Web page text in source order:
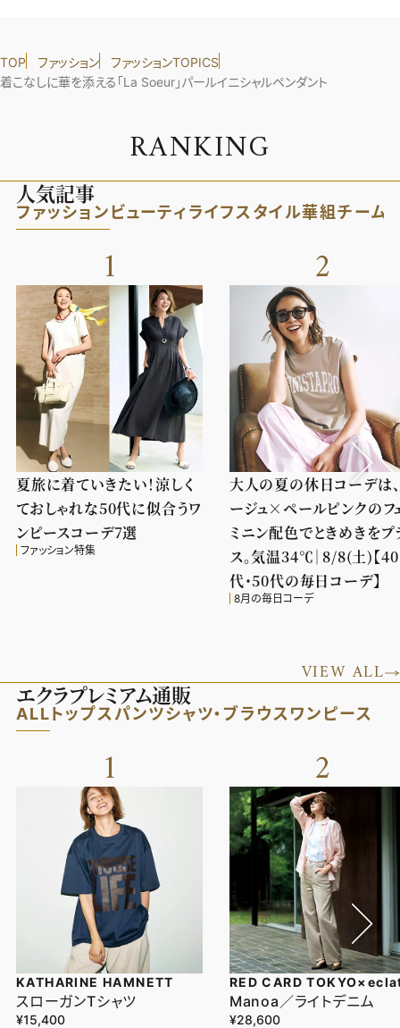
TOP ファッション
ファッションTOPICS
着こなしに華を添える「La Soeur」パールイニシャルペンダント
RANKING
人気記事
ファッション ビューティライフスタイル華組チーム
1
夏旅に着ていきたい！涼しく
ておしゃれな50代に似合うワ
ンピースコーデ7選
ファッション特集
2
大人の夏の休日コーデは
ージュ×ペールピンクのフ
ミニン配色でときめきをプ
ス。気温34℃｜8/8(土)【40
代・50代の毎日コーデ】
8月の毎日コーデ
VIEW ALL
エクラプレミアム通販
ALLトップス パンツシャツ・ブラウス ワンピース
1
KATHARINE HAMNETT
スローガンTシャツ
¥15,400
2
RED CARD
Manoa／ライトデニム
¥28,600